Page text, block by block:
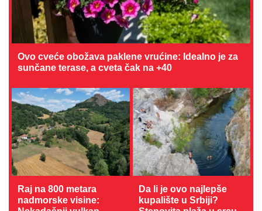
Ovo cveće obožava paklene vrućine: Idealno je za
sunčane terase, a cveta čak na +40
Raj na 800 metara
nadmorske visine:
Da li je ovo najlepše
kupalište u Srbiji?